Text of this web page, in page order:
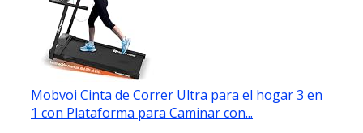
Mobvoi Cinta de Correr Ultra para el hogar 3 en
1 con Plataforma para Caminar con...